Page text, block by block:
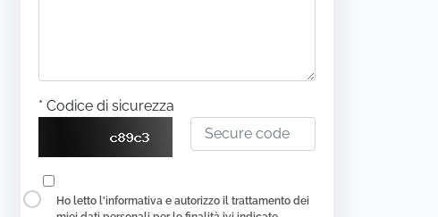
* Codice di sicurezza
Ho letto l'informativa e autorizzo il trattamento dei